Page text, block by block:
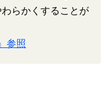
らかくすることが
参照